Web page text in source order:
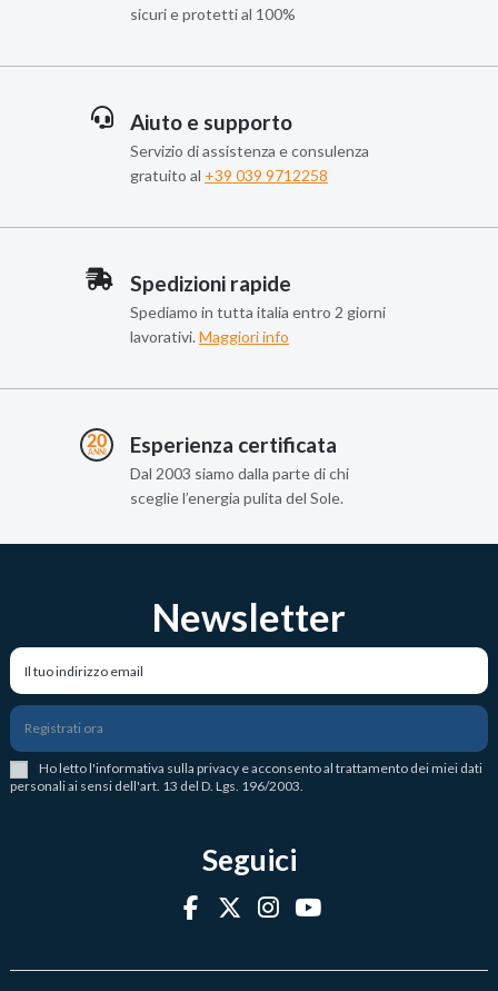
sicuri e protetti al 100%
Aiuto e supporto
Servizio di assistenza e consulenza
gratuito al +39 039 9712258
Spedizioni rapide
Spediamo in tutta italia entro 2 giorni
lavorativi. Maggiori info
Esperienza certificata
Dal 2003 siamo dalla parte di chi
sceglie l’energia pulita del Sole.
Newsletter
Registrati ora
Ho letto l'informativa sulla privacy e acconsento al trattamento dei miei dati
personali ai sensi dell'art. 13 del D. Lgs. 196/2003.
Seguici